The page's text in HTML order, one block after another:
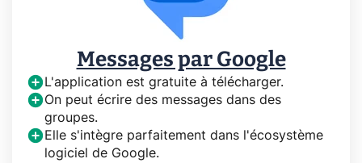
Messages par Google
L'application est gratuite à télécharger.
On peut écrire des messages dans des
groupes.
Elle s'intègre parfaitement dans l'écosystème
logiciel de Google.